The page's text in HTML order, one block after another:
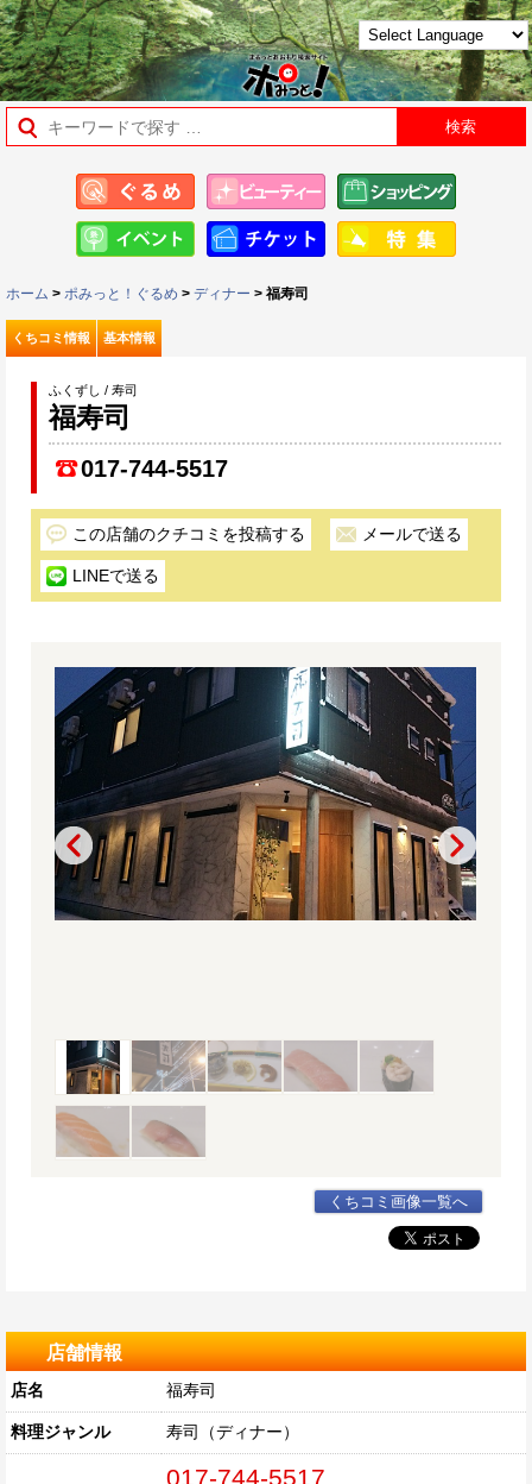
ホーム > ポみっと！ぐるめ > ディナー > 福寿司
くちコミ情報 基本情報
ふくずし / 寿司
福寿司
017-744-5517
この店舗のクチコミを投稿する メールで送る
LINEで送る
くちコミ画像一覧へ
店舗情報
店名 福寿司
料理ジャンル 寿司（ディナー）
017-744-5517